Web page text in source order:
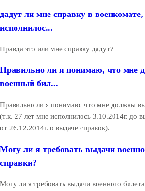
дадут ли мне справку в
исполнилос...
Правда это или мне справку дадут?
Правильно ли я понимаю, что мне
военный бил...
Правильно ли я понимаю, что мне должны
(т.к. 27 лет мне исполнилось 3.10.2014г. до
от 26.12.2014г. о выдаче справок).
Могу ли я требовать выдачи
справки?
Могу ли я требовать выдачи военного